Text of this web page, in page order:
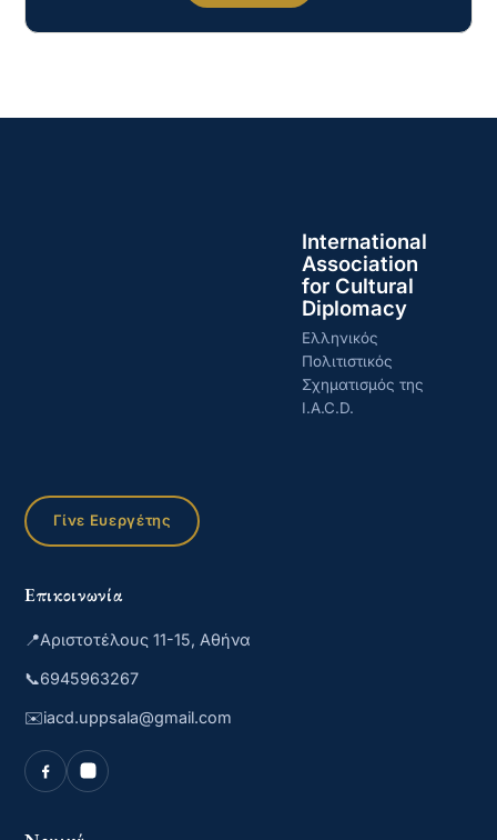
International
Association
for Cultural
Diplomacy
Ελληνικός
Πολιτιστικός
Σχηματισμός της
I.A.C.D.
Γίνε Ευεργέτης
Επικοινωνία
📍Αριστοτέλους 11-15, Αθήνα
📞6945963267
✉️iacd.uppsala@gmail.com